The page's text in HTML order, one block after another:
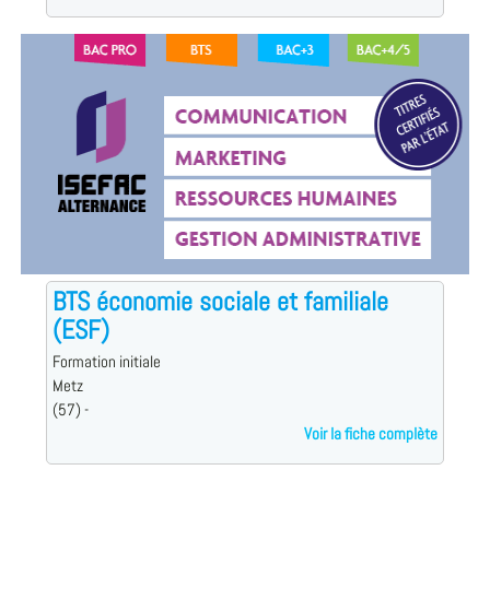
BTS économie sociale et familiale
(ESF)
Formation initiale
Metz
(57) -
Voir la fiche complète